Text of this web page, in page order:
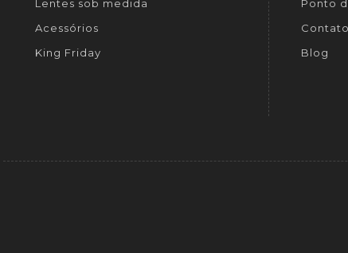
Lentes sob medida
Acessórios
King Friday
Ponto
Contato
Blog